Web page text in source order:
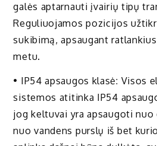
galės aptarnauti įvairių tipų
Reguliuojamos pozicijos
sukibimą, apsaugant
metu.
• IP54 apsaugos klasė: Visos
sistemos atitinka IP54
jog keltuvai yra apsaugoti
nuo vandens purslų iš bet